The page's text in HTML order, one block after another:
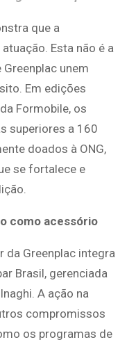
que a
Esta não é a
unem
Em edições
Formobile, os
superiores a 160
doados à ONG,
se fortalece e
como acessório
da Greenplac integra
Brasil, gerenciada
A ação na
compromissos
os programas de